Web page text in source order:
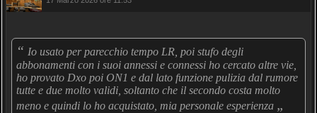
“ Io usato per parecchio tempo LR, poi stufo degli
abbonamenti con i suoi annessi e connessi ho cercato altre vie,
ho provato Dxo poi ON1 e dal lato funzione pulizia dal rumore
tutte e due molto validi, soltanto che il secondo costa molto
meno e quindi lo ho acquistato, mia personale esperienza „